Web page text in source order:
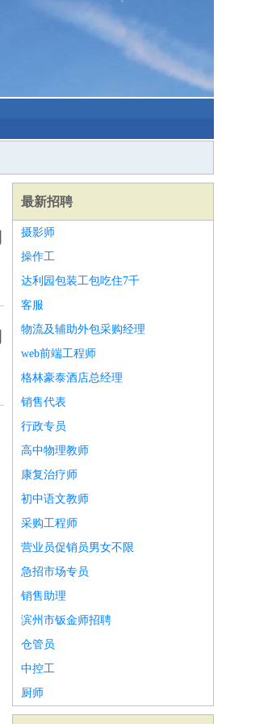
最新招聘
摄影师
操作工
达利园包装工包吃住7千
客服
物流及辅助外包采购经理
web前端工程师
格林豪泰酒店总经理
销售代表
行政专员
高中物理教师
康复治疗师
初中语文教师
采购工程师
营业员促销员男女不限
急招市场专员
销售助理
滨州市钣金师招聘
仓管员
中控工
厨师